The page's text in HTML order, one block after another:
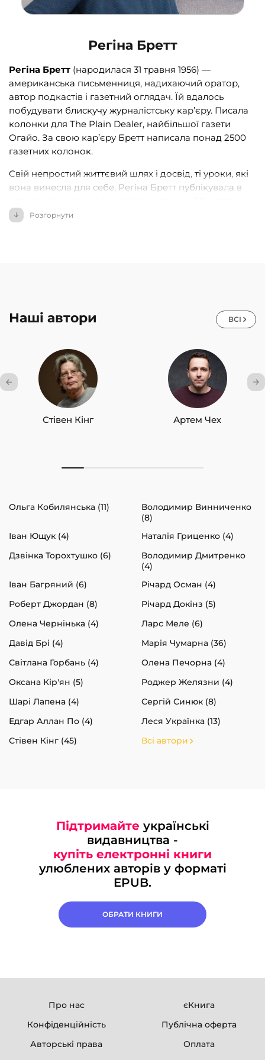
Регіна Бретт
Регіна Бретт (народилася 31 травня 1956) —
американська письменниця, надихаючий оратор,
автор подкастів і газетний оглядач. Їй вдалось
побудувати блискучу журналістську кар’єру. Писала
колонки для The Plain Dealer, найбільшої газети
Огайо. За свою кар’єру Бретт написала понад 2500
газетних колонок.
Свій непростий життєвий шлях і досвід, ті уроки, які
вона винесла для себе, Регіна Бретт публікувала в
уроків», яка одразу стала однією з найпопулярніших
Сама ж авторка двічі ставала фіналісткою
відзначена різноманітними літературними
нагородами.
У своїй книжці «Бог ніколи не моргає. 50 уроків, які
змінять твоє життя
» Регіна Бретт перетворила 50
уроків на глибоко особисті, зворушливі, іноді смішні
Розгорнути
Наші автори ВСІ
Стівен Кінг Артем Чех
Ольга Кобилянська (11)
Володимир Винниченко
(8)
Іван Ющук (4)
Наталія Гриценко (4)
Дзвінка Торохтушко (6)
Володимир Дмитренко
(4)
Іван Багряний (6)
Річард Осман (4)
Роберт Джордан (8)
Річард Докінз (5)
Олена Чернінька (4)
Ларс Меле (6)
Давід Брі (4)
Марія Чумарна (36)
Світлана Горбань (4)
Олена Печорна (4)
Оксана Кір'ян (5)
Роджер Желязни (4)
Шарі Лапена (4)
Сергій Синюк (8)
Едгар Аллан По (4)
Леся Українка (13)
Стівен Кінг (45)
Всі автори
Підтримайте українські
видавництва -
купіть електронні книги
улюблених авторів у форматі
EPUB.
ОБРАТИ КНИГИ
Про нас
єКнига
Конфіденційність
Публічна оферта
Авторські права
Оплата